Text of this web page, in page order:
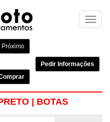
Próximo
Pedir Informações
| BOTAS